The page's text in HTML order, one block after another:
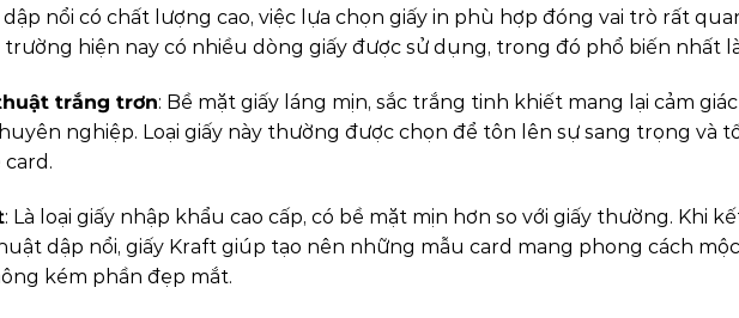
nổi có chất lượng cao, việc lựa chọn giấy in phù hợp đóng vai trò rất
hiện nay có nhiều dòng giấy được sử dụng, trong đó phổ biến nhất
trắng trơn: Bề mặt giấy láng mịn, sắc trắng tinh khiết mang lại cảm giác
nghiệp. Loại giấy này thường được chọn để tôn lên sự sang trọng và
: Là loại giấy nhập khẩu cao cấp, có bề mặt mịn hơn so với giấy thường. Khi
dập nổi, giấy Kraft giúp tạo nên những mẫu card mang phong cách mộc
kém phần đẹp mắt.